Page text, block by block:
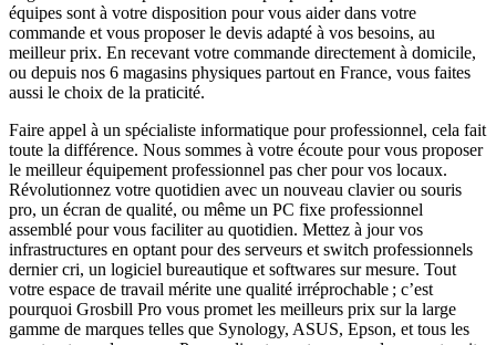
équipes sont à votre disposition pour vous aider dans votre
commande et vous proposer le devis adapté à vos besoins, au
meilleur prix. En recevant votre commande directement à domicile,
ou depuis nos 6 magasins physiques partout en France, vous faites
aussi le choix de la praticité.
Faire appel à un spécialiste informatique pour professionnel, cela fait
toute la différence. Nous sommes à votre écoute pour vous proposer
le meilleur équipement professionnel pas cher pour vos locaux.
Révolutionnez votre quotidien avec un nouveau clavier ou souris
pro, un écran de qualité, ou même un PC fixe professionnel
assemblé pour vous faciliter au quotidien. Mettez à jour vos
infrastructures en optant pour des serveurs et switch professionnels
dernier cri, un logiciel bureautique et softwares sur mesure. Tout
votre espace de travail mérite une qualité irréprochable ; c’est
pourquoi Grosbill Pro vous promet les meilleurs prix sur la large
gamme de marques telles que Synology, ASUS, Epson, et tous les